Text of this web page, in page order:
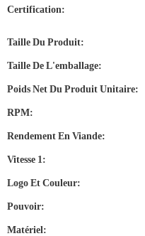
Certification:
Taille Du Produit:
Taille De L'emballage:
Poids Net Du Produit Unitaire:
RPM:
Rendement En Viande:
Vitesse 1:
Logo Et Couleur:
Pouvoir:
Matériel: